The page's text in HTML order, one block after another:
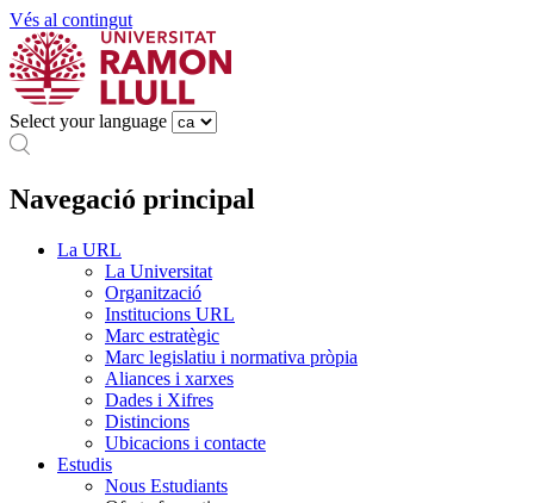
Vés al contingut
Select your language
Navegació principal
La URL
La Universitat
Organització
Institucions URL
Marc estratègic
Marc legislatiu i normativa pròpia
Aliances i xarxes
Dades i Xifres
Distincions
Ubicacions i contacte
Estudis
Nous Estudiants